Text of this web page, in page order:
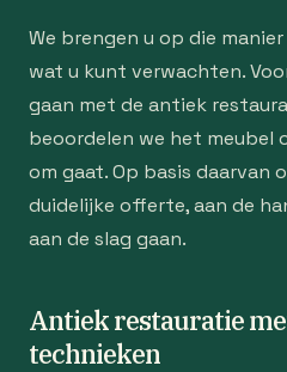
We brengen u op die
wat u kunt verwachten.
gaan met de antiek
beoordelen we het meubel
om gaat. Op basis daarvan
duidelijke offerte, aan de
aan de slag gaan.
Antiek restauratie
technieken